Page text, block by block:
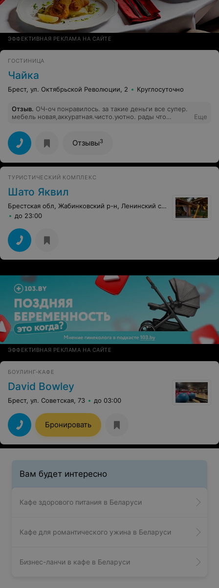
ЭФФЕКТИВНАЯ РЕКЛАМА НА САЙТЕ
ГОСТИНИЦА
Чайка
Брест, ул. Октябрьской Революции, 2 Круглосуточно
Отзыв. ОЧ-оч понравилось. за такие деньги все супер.
мебель новая,аккуратная.чисто.уютно. рады что
Еще
Отзывы3
ТУРИСТИЧЕСКИЙ КОМПЛЕКС
Шато Яквил
Брестская обл, Жабинковский р-н, Ленинский сс, 28
до 23:00
ЭФФЕКТИВНАЯ РЕКЛАМА НА САЙТЕ
БОУЛИНГ-КАФЕ
David Bowley
Брест, ул. Советская, 73 до 03:00
Бронировать
Вам будет интересно
Кафе здорового питания в Беларуси
Кафе для романтического ужина в Беларуси
Бизнес-ланчи в кафе в Беларуси